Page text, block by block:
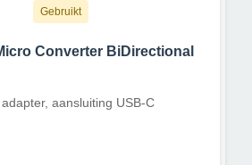
Gebruikt
Converter BiDirectional
aansluiting USB-C